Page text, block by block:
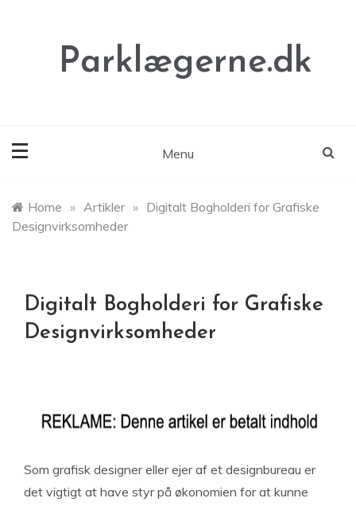
Parklægerne.dk
Menu
Home » Artikler » Digitalt Bogholderi for Grafiske
Designvirksomheder
Digitalt Bogholderi for Grafiske
Designvirksomheder
Som grafisk designer eller ejer af et designbureau er
det vigtigt at have styr på økonomien for at kunne